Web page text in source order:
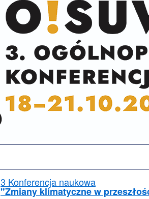
3 Konferencja naukowa
"Zmiany klimatyczne w